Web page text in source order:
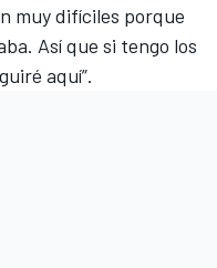
muy difíciles porque
Así que si tengo los
aquí”.